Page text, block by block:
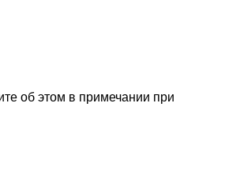
об этом в примечании при